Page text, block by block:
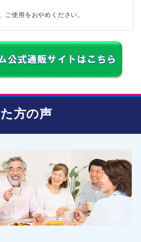
使用をおやめください。
方の声